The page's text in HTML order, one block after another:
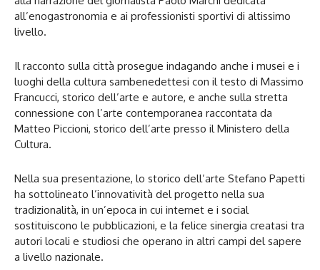
all’enogastronomia e ai professionisti sportivi di altissimo
livello.
Il racconto sulla città prosegue indagando anche i musei e i
luoghi della cultura sambenedettesi con il testo di Massimo
Francucci, storico dell’arte e autore, e anche sulla stretta
connessione con l’arte contemporanea raccontata da
Matteo Piccioni, storico dell’arte presso il Ministero della
Cultura.
Nella sua presentazione, lo storico dell’arte Stefano Papetti
ha sottolineato l’innovatività del progetto nella sua
tradizionalità, in un’epoca in cui internet e i social
sostituiscono le pubblicazioni, e la felice sinergia creatasi tra
autori locali e studiosi che operano in altri campi del sapere
a livello nazionale.